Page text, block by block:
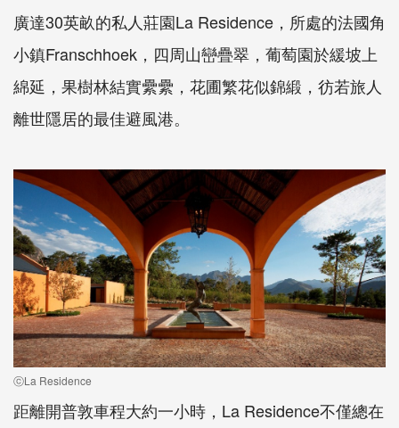
廣達30英畝的私人莊園La Residence，所處的法國角
小鎮Franschhoek，四周山巒疊翠，葡萄園於緩坡上
綿延，果樹林結實纍纍，花圃繁花似錦緞，彷若旅人
離世隱居的最佳避風港。
ⓒLa Residence
距離開普敦車程大約一小時，La Residence不僅總在